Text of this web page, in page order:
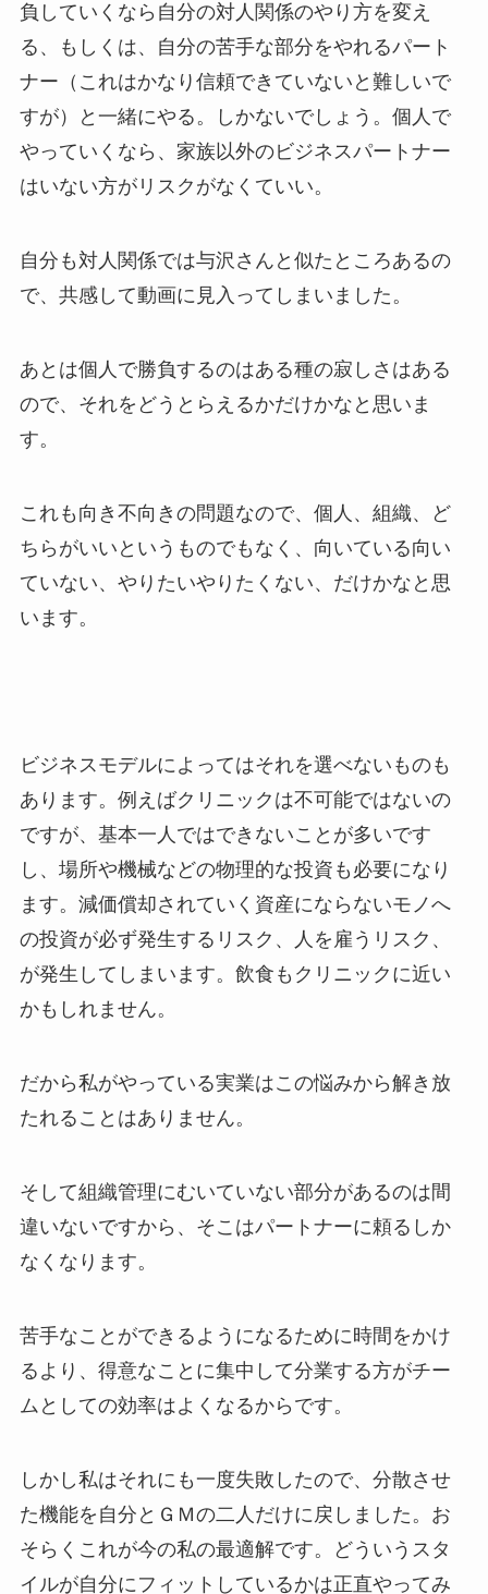
負していくなら自分の対人関係のやり方を変え
る、もしくは、自分の苦手な部分をやれるパート
ナー（これはかなり信頼できていないと難しいで
すが）と一緒にやる。しかないでしょう。個人で
やっていくなら、家族以外のビジネスパートナー
はいない方がリスクがなくていい。
自分も対人関係では与沢さんと似たところあるの
で、共感して動画に見入ってしまいました。
あとは個人で勝負するのはある種の寂しさはある
ので、それをどうとらえるかだけかなと思いま
す。
これも向き不向きの問題なので、個人、組織、ど
ちらがいいというものでもなく、向いている向い
ていない、やりたいやりたくない、だけかなと思
います。
ビジネスモデルによってはそれを選べないものも
あります。例えばクリニックは不可能ではないの
ですが、基本一人ではできないことが多いです
し、場所や機械などの物理的な投資も必要になり
ます。減価償却されていく資産にならないモノへ
の投資が必ず発生するリスク、人を雇うリスク、
が発生してしまいます。飲食もクリニックに近い
かもしれません。
だから私がやっている実業はこの悩みから解き放
たれることはありません。
そして組織管理にむいていない部分があるのは間
違いないですから、そこはパートナーに頼るしか
なくなります。
苦手なことができるようになるために時間をかけ
るより、得意なことに集中して分業する方がチー
ムとしての効率はよくなるからです。
しかし私はそれにも一度失敗したので、分散させ
た機能を自分とＧＭの二人だけに戻しました。お
そらくこれが今の私の最適解です。どういうスタ
イルが自分にフィットしているかは正直やってみ